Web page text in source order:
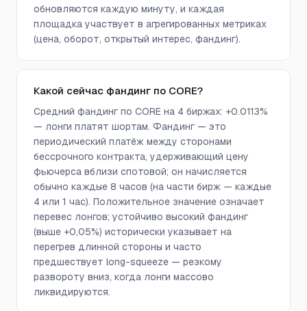
обновляются каждую минуту, и каждая
площадка участвует в агрегированных метриках
(цена, оборот, открытый интерес, фандинг).
Какой сейчас фандинг по CORE?
Средний фандинг по CORE на 4 биржах: +0.0113%
— лонги платят шортам. Фандинг — это
периодический платёж между сторонами
бессрочного контракта, удерживающий цену
фьючерса вблизи спотовой; он начисляется
обычно каждые 8 часов (на части бирж — каждые
4 или 1 час). Положительное значение означает
перевес лонгов; устойчиво высокий фандинг
(выше +0,05%) исторически указывает на
перегрев длинной стороны и часто
предшествует long-squeeze — резкому
развороту вниз, когда лонги массово
ликвидируются.